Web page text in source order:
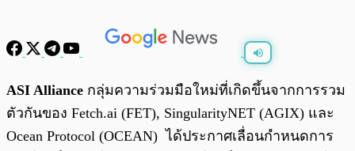
พร้อมเล่น
ASI Alliance กลุ่มความร่วมมือใหม่ที่เกิดขึ้นจากการรวม
ตัวกันของ Fetch.ai (FET), SingularityNET (AGIX) และ
Ocean Protocol (OCEAN) ได้ประกาศเลื่อนกำหนดการ